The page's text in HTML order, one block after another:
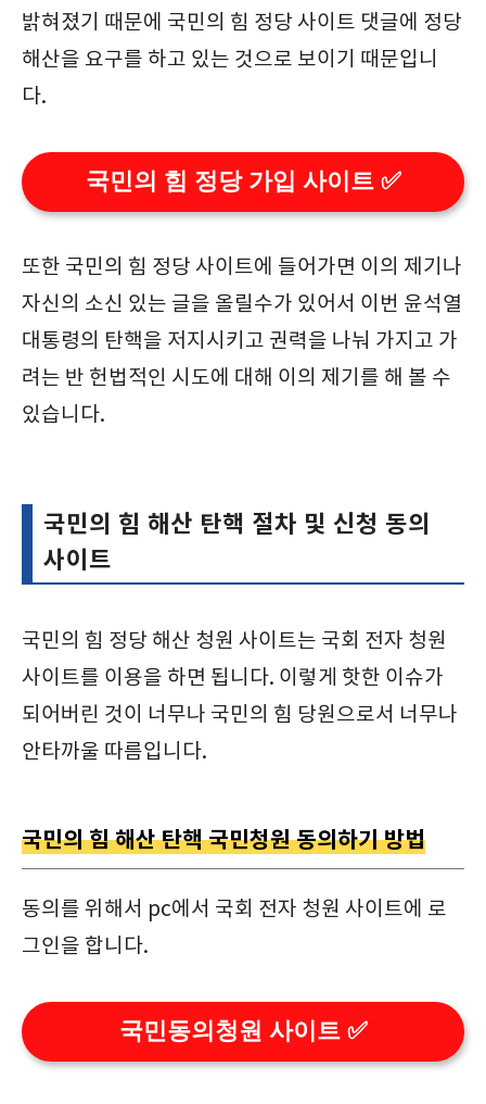
밝혀졌기 때문에 국민의 힘 정당 사이트 댓글에 정당
해산을 요구를 하고 있는 것으로 보이기 때문입니
다.
국민의 힘 정당 가입 사이트 ✅
또한 국민의 힘 정당 사이트에 들어가면 이의 제기나
자신의 소신 있는 글을 올릴수가 있어서 이번 윤석열
대통령의 탄핵을 저지시키고 권력을 나눠 가지고 가
려는 반 헌법적인 시도에 대해 이의 제기를 해 볼 수
있습니다.
국민의 힘 해산 탄핵 절차 및 신청 동의
사이트
국민의 힘 정당 해산 청원 사이트는 국회 전자 청원
사이트를 이용을 하면 됩니다. 이렇게 핫한 이슈가
되어버린 것이 너무나 국민의 힘 당원으로서 너무나
안타까울 따름입니다.
국민의 힘 해산 탄핵 국민청원 동의하기 방법
동의를 위해서 pc에서 국회 전자 청원 사이트에 로
그인을 합니다.
국민동의청원 사이트 ✅